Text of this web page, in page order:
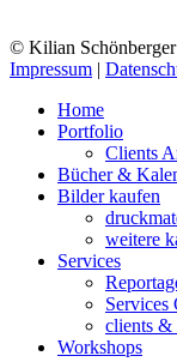
© Kilian
Impressum
Home
Portfolio
Clients
Bücher &
Bilder kaufen
weitere
Services
Services
clients &
Workshops